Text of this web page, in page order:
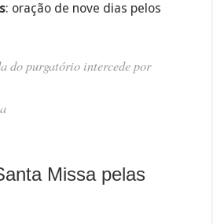
: oração de nove dias pelos
do purgatório intercede por
Missa pelas